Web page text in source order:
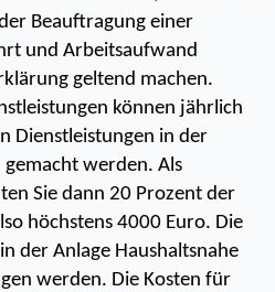
Beauftragung einer
und Arbeitsaufwand
geltend machen.
können jährlich
Dienstleistungen in der
werden. Als
Sie dann 20 Prozent der
höchstens 4000 Euro. Die
der Anlage Haushaltsnahe
werden. Die Kosten für